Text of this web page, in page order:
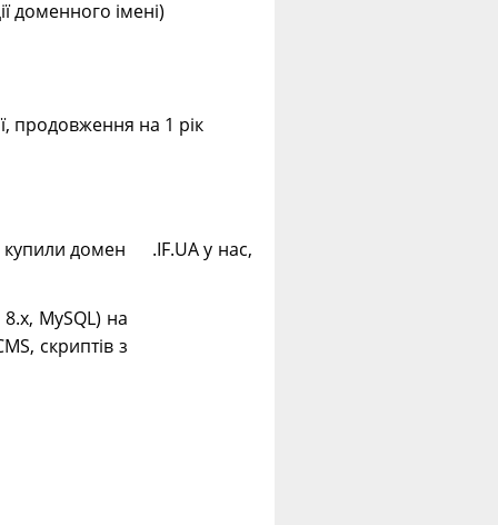
доменного імені)
продовження на 1 рік
купили домен .IF.UA у нас,
MySQL) на
скриптів з